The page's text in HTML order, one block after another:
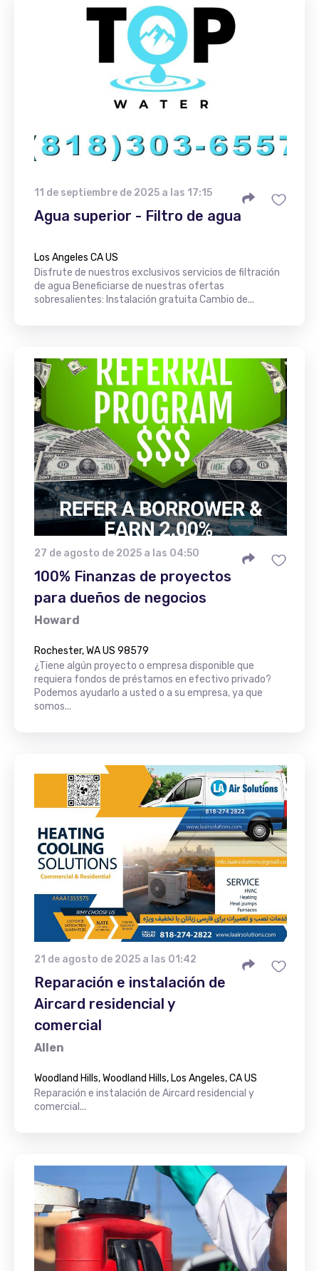
11 de septiembre de 2025 a las 17:15
Agua superior - Filtro de agua
Los Angeles CA US
Disfrute de nuestros exclusivos servicios de filtración
de agua Beneficiarse de nuestras ofertas
sobresalientes: Instalación gratuita Cambio de...
27 de agosto de 2025 a las 04:50
100% Finanzas de proyectos
para dueños de negocios
Howard
Rochester, WA US 98579
¿Tiene algún proyecto o empresa disponible que
requiera fondos de préstamos en efectivo privado?
Podemos ayudarlo a usted o a su empresa, ya que
somos...
21 de agosto de 2025 a las 01:42
Reparación e instalación de
Aircard residencial y
comercial
Allen
Woodland Hills, Woodland Hills, Los Angeles, CA US
Reparación e instalación de Aircard residencial y
comercial...